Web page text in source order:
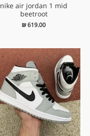
nike air jordan 1 mid
beetroot
₪619.00